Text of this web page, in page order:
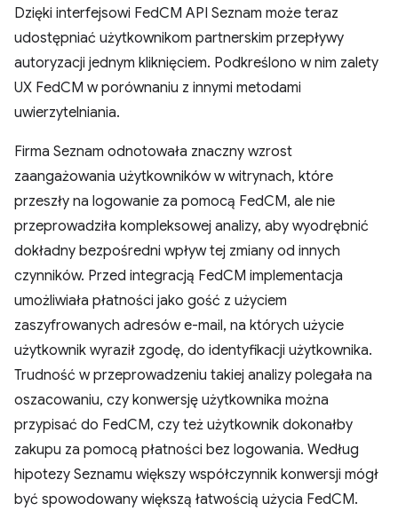
Dzięki interfejsowi FedCM API Seznam może teraz
udostępniać użytkownikom partnerskim przepływy
autoryzacji jednym kliknięciem. Podkreślono w nim zalety
UX FedCM w porównaniu z innymi metodami
uwierzytelniania.
Firma Seznam odnotowała znaczny wzrost
zaangażowania użytkowników w witrynach, które
przeszły na logowanie za pomocą FedCM, ale nie
przeprowadziła kompleksowej analizy, aby wyodrębnić
dokładny bezpośredni wpływ tej zmiany od innych
czynników. Przed integracją FedCM implementacja
umożliwiała płatności jako gość z użyciem
zaszyfrowanych adresów e-mail, na których użycie
użytkownik wyraził zgodę, do identyfikacji użytkownika.
Trudność w przeprowadzeniu takiej analizy polegała na
oszacowaniu, czy konwersję użytkownika można
przypisać do FedCM, czy też użytkownik dokonałby
zakupu za pomocą płatności bez logowania. Według
hipotezy Seznamu większy współczynnik konwersji mógł
być spowodowany większą łatwością użycia FedCM.